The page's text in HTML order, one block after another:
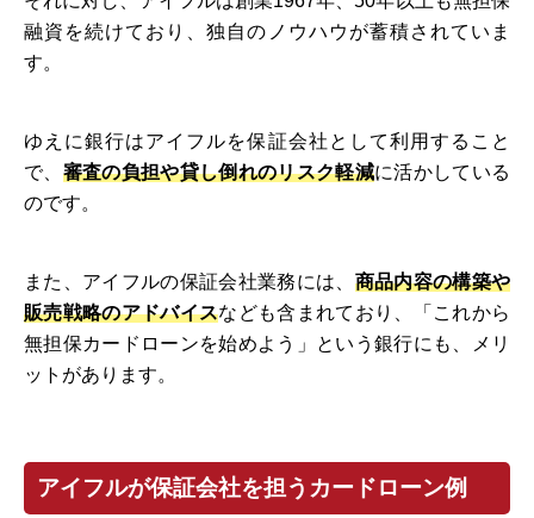
融資を続けており、独自のノウハウが蓄積されていま
す。
ゆえに銀行はアイフルを保証会社として利用すること
で、 審査の負担や貸し倒れのリスク軽減に活かしている
のです。
また、アイフルの保証会社業務には、 商品内容の構築や
販売戦略のアドバイスなども含まれており、「これから
無担保カードローンを始めよう」という銀行にも、メリ
ットがあります。
アイフルが保証会社を担うカードローン例